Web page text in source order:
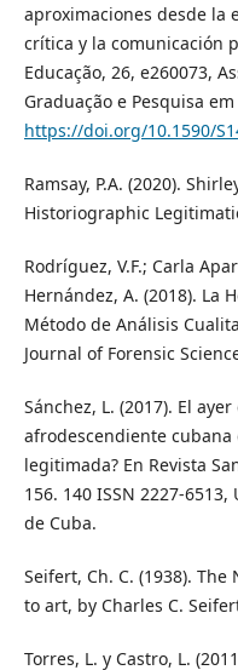
aproximaciones desde la
crítica y la comunicación
Educação, 26, e260073,
Graduação e Pesquisa
https://doi.org/10.1590/
Ramsay, P.A. (2020).
Historiographic
Rodríguez, V.F.; Carla
Hernández, A. (2018). La
Método de Análisis
Journal of Forensic
Sánchez, L. (2017). El
afrodescendiente cubana
legitimada? En Revista
156. 140 ISSN 2227-
de Cuba.
Seifert, Ch. C. (1938).
to art, by Charles C.
Torres, L. y Castro, L.